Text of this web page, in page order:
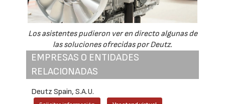
Los asistentes pudieron ver en directo algunas de
las soluciones ofrecidas por Deutz.
EMPRESAS O ENTIDADES
RELACIONADAS
Deutz Spain, S.A.U.